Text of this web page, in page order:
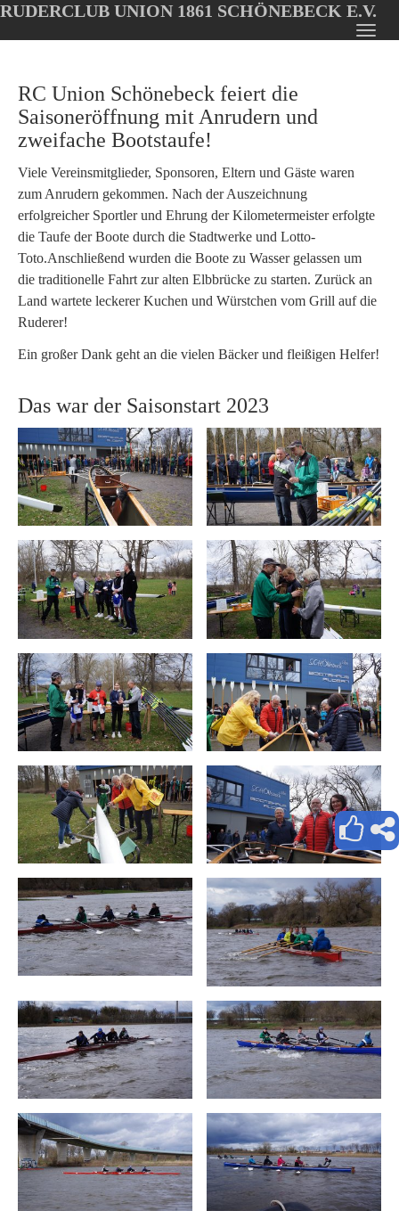
Oops, an error occurred! Code: 20260808112216185fe94e
main
content
RUDERCLUB UNION 1861 SCHÖNEBECK E.V.
RC Union Schönebeck feiert die
Saisoneröffnung mit Anrudern und
zweifache Bootstaufe!
Viele Vereinsmitglieder, Sponsoren, Eltern und Gäste waren
zum Anrudern gekommen. Nach der Auszeichnung
erfolgreicher Sportler und Ehrung der Kilometermeister erfolgte
die Taufe der Boote durch die Stadtwerke und Lotto-
Toto.Anschließend wurden die Boote zu Wasser gelassen um
die traditionelle Fahrt zur alten Elbbrücke zu starten. Zurück an
Land wartete leckerer Kuchen und Würstchen vom Grill auf die
Ruderer!
Ein großer Dank geht an die vielen Bäcker und fleißigen Helfer!
Das war der Saisonstart 2023